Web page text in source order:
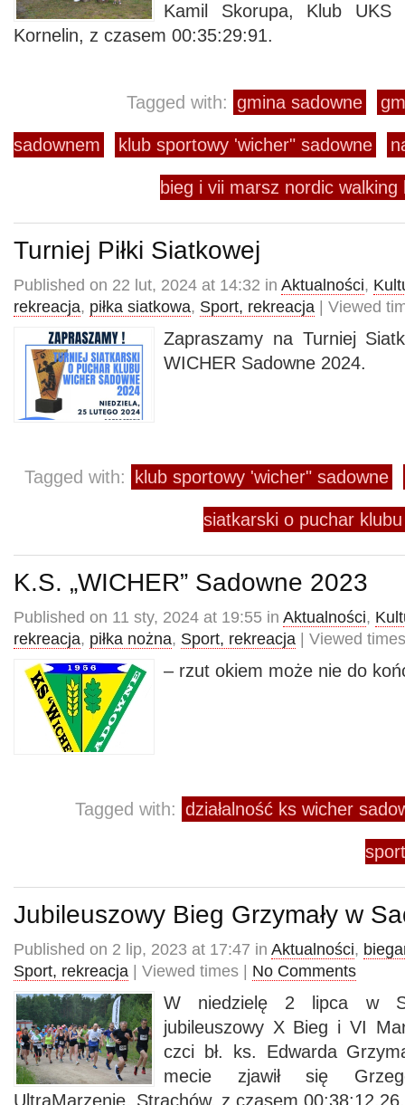
Kamil Skorupa, Klub UKS
Kornelin, z czasem 00:35:29:91.
Tagged with: gmina sadowne
sadownem klub sportowy 'wicher" sadowne
bieg i vii marsz nordic walking
Turniej Piłki Siatkowej
Published on 22 lut, 2024 at 14:32 in Aktualności,
rekreacja, piłka siatkowa, Sport, rekreacja | Viewed
Zapraszamy na Turniej
WICHER Sadowne 2024.
Tagged with: klub sportowy 'wicher" sadowne
siatkarski o puchar
K.S. „WICHER” Sadowne 2023
Published on 11 sty, 2024 at 19:55 in Aktualności,
rekreacja, piłka nożna, Sport, rekreacja | Viewed
– rzut okiem może nie do
Tagged with: działalność ks wicher
Jubileuszowy Bieg Grzymały w
Published on 2 lip, 2023 at 17:47 in Aktualności,
Sport, rekreacja | Viewed times | No Comments
W niedzielę 2 lipca w
jubileuszowy X Bieg i VI
czci bł. ks. Edwarda
mecie zjawił się
UltraMarzenie, Strachów, z czasem 00:38:12.26.